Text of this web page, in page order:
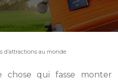
d’attractions au monde
chose qui fasse monter